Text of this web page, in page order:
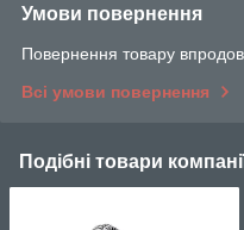
Умови повернення
Повернення товару
Всі умови повернення
Подібні товари